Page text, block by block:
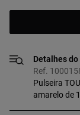
Detalhes
Ref.
Pulseira
amarelo de